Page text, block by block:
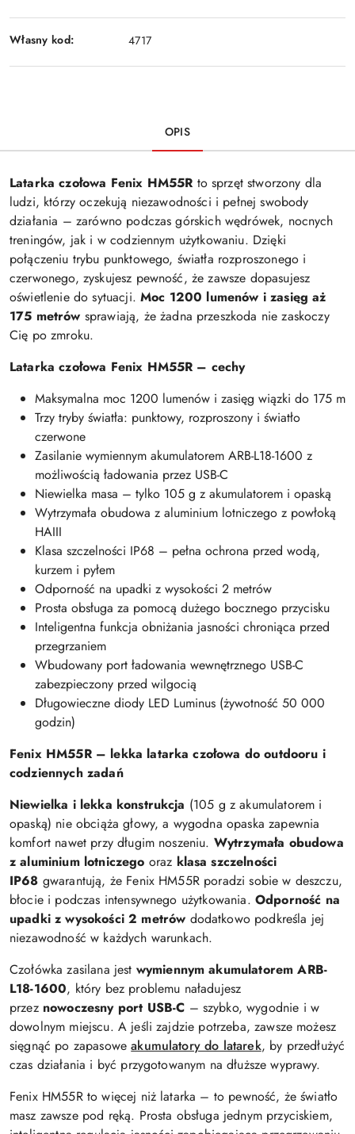
Własny kod: 4717
OPIS
Latarka czołowa Fenix HM55R to sprzęt stworzony dla
ludzi, którzy oczekują niezawodności i pełnej swobody
działania – zarówno podczas górskich wędrówek, nocnych
treningów, jak i w codziennym użytkowaniu. Dzięki
połączeniu trybu punktowego, światła rozproszonego i
czerwonego, zyskujesz pewność, że zawsze dopasujesz
oświetlenie do sytuacji. Moc 1200 lumenów i zasięg aż
175 metrów sprawiają, że żadna przeszkoda nie zaskoczy
Cię po zmroku.
Latarka czołowa Fenix HM55R – cechy
Maksymalna moc 1200 lumenów i zasięg wiązki do 175 m
Trzy tryby światła: punktowy, rozproszony i światło
czerwone
Zasilanie wymiennym akumulatorem ARB-L18-1600 z
możliwością ładowania przez USB-C
Niewielka masa – tylko 105 g z akumulatorem i opaską
Wytrzymała obudowa z aluminium lotniczego z powłoką
HAIII
Klasa szczelności IP68 – pełna ochrona przed wodą,
kurzem i pyłem
Odporność na upadki z wysokości 2 metrów
Prosta obsługa za pomocą dużego bocznego przycisku
Inteligentna funkcja obniżania jasności chroniąca przed
przegrzaniem
Wbudowany port ładowania wewnętrznego USB-C
zabezpieczony przed wilgocią
Długowieczne diody LED Luminus (żywotność 50 000
godzin)
Fenix HM55R – lekka latarka czołowa do outdooru i
codziennych zadań
Niewielka i lekka konstrukcja (105 g z akumulatorem i
opaską) nie obciąża głowy, a wygodna opaska zapewnia
komfort nawet przy długim noszeniu. Wytrzymała obudowa
z aluminium lotniczego oraz klasa szczelności
IP68 gwarantują, że Fenix HM55R poradzi sobie w deszczu,
błocie i podczas intensywnego użytkowania. Odporność na
upadki z wysokości 2 metrów dodatkowo podkreśla jej
niezawodność w każdych warunkach.
Czołówka zasilana jest wymiennym akumulatorem ARB-
L18-1600, który bez problemu naładujesz
przez nowoczesny port USB-C – szybko, wygodnie i w
dowolnym miejscu. A jeśli zajdzie potrzeba, zawsze możesz
sięgnąć po zapasowe akumulatory do latarek, by przedłużyć
czas działania i być przygotowanym na dłuższe wyprawy.
Fenix HM55R to więcej niż latarka – to pewność, że światło
masz zawsze pod ręką. Prosta obsługa jednym przyciskiem,